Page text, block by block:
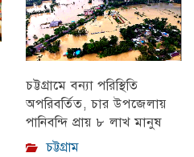
চট্টগ্রামে বন্যা পরিস্থিতি
অপরিবর্তিত, চার উপজেলায়
পানিবন্দি প্রায় ৮ লাখ মানুষ
চট্টগ্রাম